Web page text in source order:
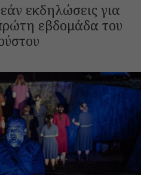
εκδηλώσεις για
εβδομάδα του